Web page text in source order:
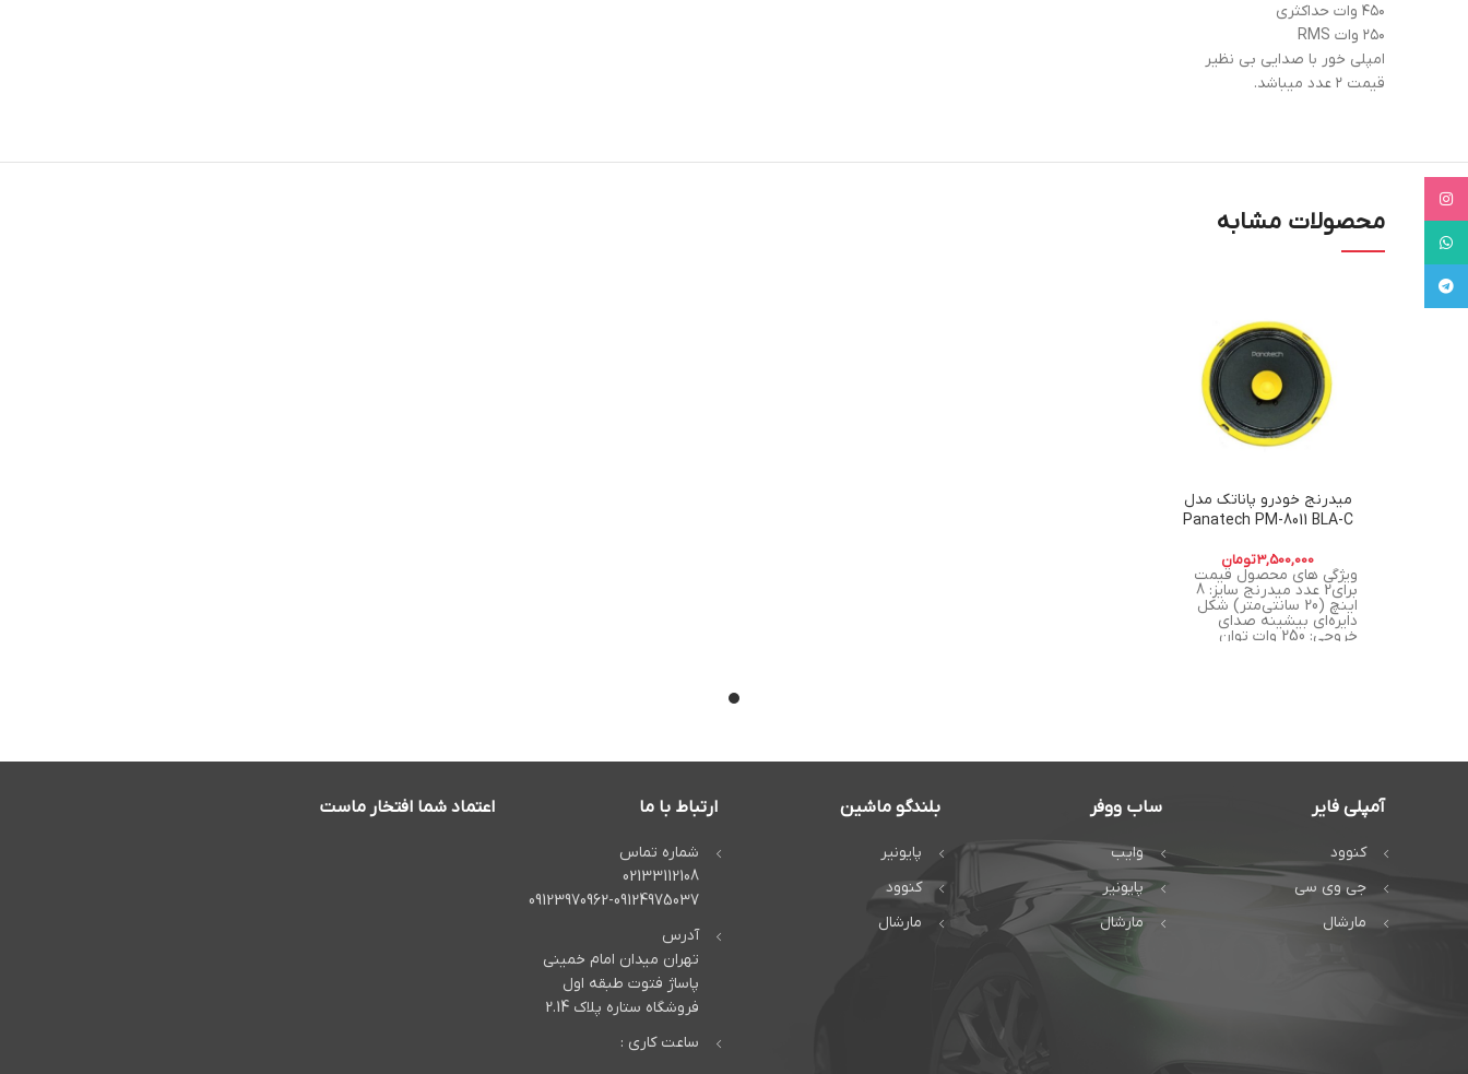
۴۵۰ وات حداکثری
۲۵۰ وات RMS
امپلی خور با صدایی بی نظیر
قیمت ۲ عدد میباشد.
محصولات مشابه
میدرنج خودرو پاناتک مدل
Panatech PM-8011 BLA-C
3,500,000تومان
ویژگی های محصول قیمت
برای2 عدد میدرنج سایز: 8
اینچ (20 سانتی‌متر) شکل
دایره‌ای بیشینه صدای
خروجی: 250 وات توان
آمپلی فایر
کنوود
جی وی سی
مارشال
ساب ووفر
وایب
پایونیر
مارشال
بلندگو ماشین
پایونیر
کنوود
مارشال
ارتباط با ما
شماره تماس
02133112108
09123970962-09124975037
آدرس
تهران میدان امام خمینی
پاساژ فتوت طبقه اول
فروشگاه ستاره پلاک 2.14
ساعت کاری :
اعتماد شما افتخار ماست